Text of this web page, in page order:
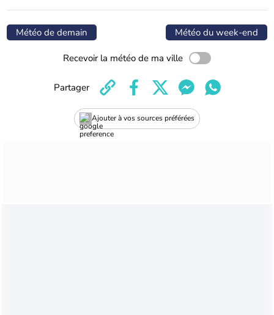
Météo de demain Météo du week-end
Recevoir la météo de ma ville
Ajouter à vos sources préférées
Partager